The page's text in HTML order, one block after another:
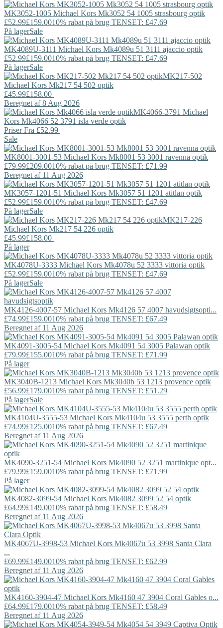
MK3052-1005 Michael Kors Mk3052 54 1005 strasbourg optik
£52.99£159.0010% rabat på brug TENSET: £47.69
På lagerSale
MK4089U-3111 Michael Kors Mk4089u 51 3111 ajaccio optik
£52.99£159.0010% rabat på brug TENSET: £47.69
På lagerSale
MK217-502
Michael Kors Mk217 54 502 optik
£45.99£158.00
Beregnet af 8 Aug 2026
MK4066-3791 Michael
Kors Mk4066 52 3791 isla verde optik
Priser Fra £52.99
Sale
MK8001-3001-53 Michael Kors Mk8001 53 3001 ravenna optik
£79.99£209.0010% rabat på brug TENSET: £71.99
Beregnet af 11 Aug 2026
MK3057-1201-51 Michael Kors Mk3057 51 1201 atitlan optik
£52.99£159.0010% rabat på brug TENSET: £47.69
På lagerSale
MK217-226
Michael Kors Mk217 54 226 optik
£45.99£158.00
På lager
MK4078U-3333 Michael Kors Mk4078u 52 3333 vittoria optik
£52.99£159.0010% rabat på brug TENSET: £47.69
På lagerSale
MK4126-4007-57 Michael Kors Mk4126 57 4007 havudsigtsopti...
£74.99£159.0010% rabat på brug TENSET: £67.49
Beregnet af 11 Aug 2026
MK4091-3005-54 Michael Kors Mk4091 54 3005 Palawan optik
£79.99£155.0010% rabat på brug TENSET: £71.99
På lager
MK3040B-1213 Michael Kors Mk3040b 53 1213 provence optik
£56.99£179.0010% rabat på brug TENSET: £51.29
På lagerSale
MK4104U-3555-53 Michael Kors Mk4104u 53 3555 perth optik
£74.99£125.0010% rabat på brug TENSET: £67.49
Beregnet af 11 Aug 2026
MK4090-3251-54 Michael Kors Mk4090 52 3251 martinique opt...
£79.99£159.0010% rabat på brug TENSET: £71.99
På lager
MK4082-3099-54 Michael Kors Mk4082 3099 52 54 optik
£64.99£149.0010% rabat på brug TENSET: £58.49
Beregnet af 11 Aug 2026
MK4067U-3998-53 Michael Kors Mk4067u 53 3998 Santa Clara
...
£69.99£149.0010% rabat på brug TENSET: £62.99
Beregnet af 11 Aug 2026
MK4160-3904-47 Michael Kors Mk4160 47 3904 Coral Gables o...
£64.99£179.0010% rabat på brug TENSET: £58.49
Beregnet af 11 Aug 2026